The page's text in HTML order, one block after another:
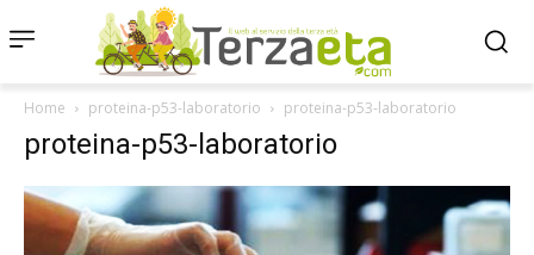
Home proteina-p53-laboratorio proteina-p53-laboratorio
proteina-p53-laboratorio